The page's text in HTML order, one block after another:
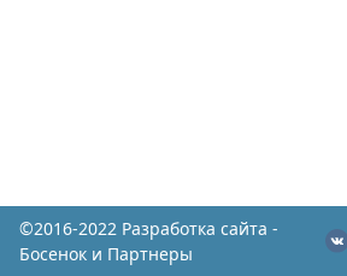
©2016-2022 Разработка сайта -
Босенок и Партнеры